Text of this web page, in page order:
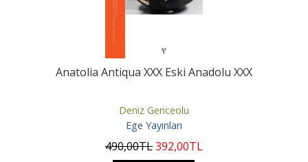
Anatolia Antiqua XXX Eski Anadolu XXX
Deniz Genceolu
Ege Yayınları
490,00TL392,00TL